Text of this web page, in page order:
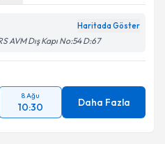
Haritada Göster
AVM Dış Kapı No:54 D:67
8 Ağu
10:30 Daha Fazla